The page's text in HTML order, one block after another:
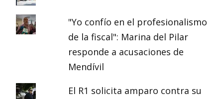
"Yo confío en el profesionalismo
de la fiscal": Marina del Pilar
responde a acusaciones de
Mendívil
El R1 solicita amparo contra su